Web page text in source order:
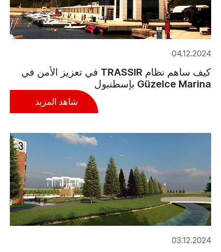
04.12.2024
كيف ساهم نظام TRASSIR في تعزيز الأمن في
Güzelce Marina بإسطنبول
شاهد المزيد
03.12.2024